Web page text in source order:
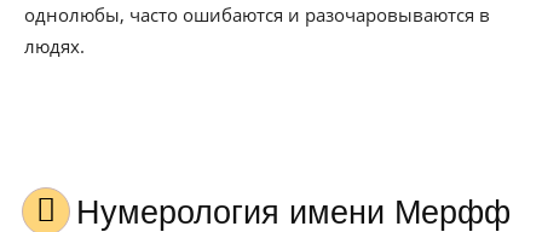
однолюбы, часто ошибаются и разочаровываются в
людях.
Нумерология имени Мерфф